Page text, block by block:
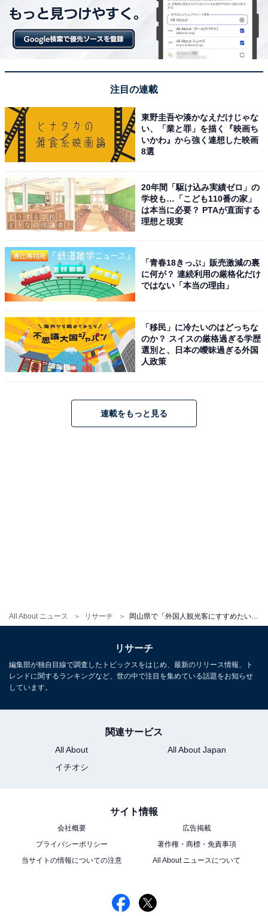
All About ニュース リサーチ
こちらもおすすめ
ランキング！ 2位「鞆の浦温泉」、1位は？
1 2
注目の連載
東野圭吾や湊かなえだけじゃな
い、「業と罪」を描く『映画ち
いかわ』から強く連想した映画
8選
20年間「駆け込み実績ゼロ」の
学校も…「こども110番の家」
は本当に必要？ PTAが直面する
理想と現実
「青春18きっぷ」販売激減の裏
に何が？ 連続利用の厳格化だけ
ではない「本当の理由」
「移民」に冷たいのはどっちな
のか？ スイスの厳格過ぎる学歴
選別と、日本の曖昧過ぎる外国
人政策
連載をもっと見る
リサーチ
編集部が独自目線で調査したトピックスをはじめ、最新のリリース情報、ト
レンドに関するランキングなど、世の中で注目を集めている話題をお知らせ
しています。
関連サービス
All About
All About Japan
イチオシ
サイト情報
会社概要
広告掲載
プライバシーポリシー
著作権・商標・免責事項
当サイトの情報についての注意
All About ニュースについて